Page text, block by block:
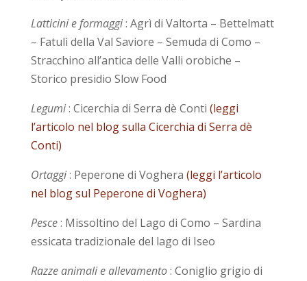
Latticini e formaggi: Agrì di Valtorta – Bettelmatt
– Fatulì della Val Saviore – Semuda di Como –
Stracchino all’antica delle Valli orobiche –
Storico presidio Slow Food
Legumi: Cicerchia di Serra dè Conti (leggi
l’articolo nel blog sulla Cicerchia di Serra dè
Conti)
Ortaggi: Peperone di Voghera (leggi l’articolo
nel blog sul Peperone di Voghera)
Pesce: Missoltino del Lago di Como – Sardina
essicata tradizionale del lago di Iseo
Razze animali e allevamento: Coniglio grigio di